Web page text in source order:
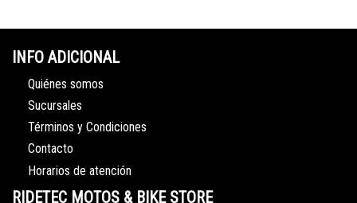
INFO ADICIONAL
Quiénes somos
Sucursales
Términos y Condiciones
Contacto
Horarios de atención
RIDETEC MOTOS & BIKE STORE